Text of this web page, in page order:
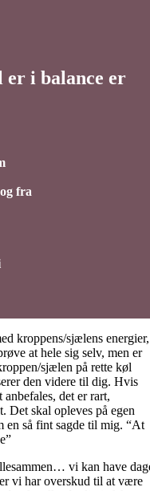
i balance er
fra
kroppens/sjælens energier,
at hele sig selv, men er
sjælen på rette køl
den videre til dig. Hvis
det er rart,
Det skal opleves på egen
en så fint sagde til mig. “At
vi kan have
vi har overskud til at være